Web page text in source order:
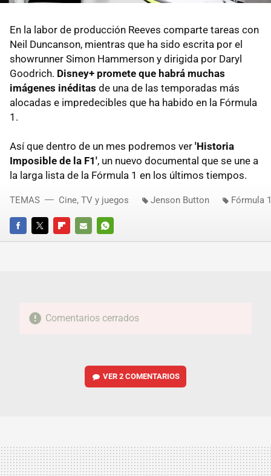
En la labor de producción Reeves comparte tareas con
Neil Duncanson, mientras que ha sido escrita por el
showrunner Simon Hammerson y dirigida por Daryl
Goodrich. Disney+ promete que habrá muchas
imágenes inéditas de una de las temporadas más
alocadas e impredecibles que ha habido en la Fórmula
1.
Así que dentro de un mes podremos ver 'Historia
Imposible de la F1', un nuevo documental que se une a
la larga lista de la Fórmula 1 en los últimos tiempos.
FACEBOOKTWITTERFLIPBOARD
E-
WHATSAPP
TEMAS Cine, TV y juegos Jenson Button Fórmula 1
Comentarios cerrados
VER2 COMENTARIOS